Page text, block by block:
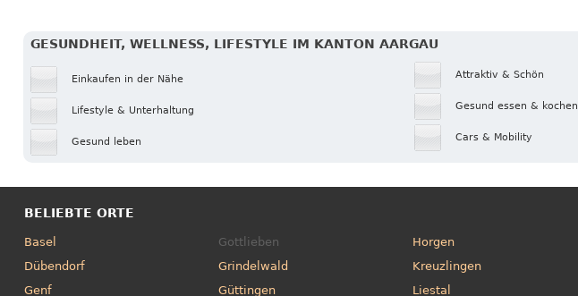
GESUNDHEIT, WELLNESS, LIFESTYLE IM KANTON AARGAU
Einkaufen in der Nähe
Lifestyle & Unterhaltung
Gesund leben
Attraktiv & Schön
Gesund essen & kochen
Cars & Mobility
BELIEBTE ORTE
Basel
Dübendorf
Genf
Gottlieben
Grindelwald
Güttingen
Horgen
Kreuzlingen
Liestal